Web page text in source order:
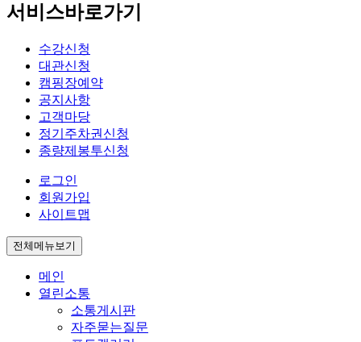
서비스바로가기
수강신청
대관신청
캠핑장예약
공지사항
고객마당
정기주차권신청
종량제봉투신청
로그인
회원가입
사이트맵
전체메뉴보기
메인
열린소통
소통게시판
자주묻는질문